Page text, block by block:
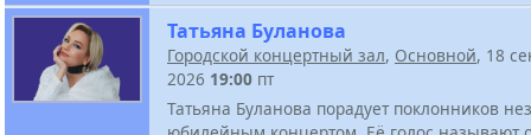
Татьяна Буланова
Городской концертный зал, Основной, 18
2026 19:00 пт
Татьяна Буланова порадует поклонников